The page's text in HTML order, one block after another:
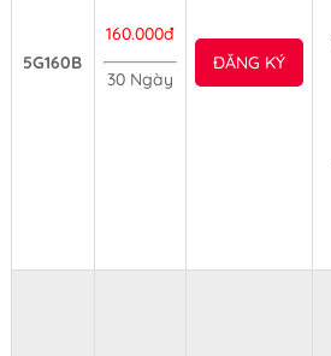
5G160B
160.000đ
30 Ngày
ĐĂNG KÝ